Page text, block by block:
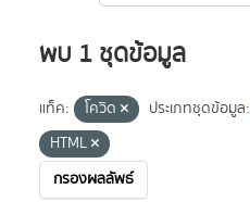
พบ 1 ชุดข้อมูล
แท็ค: โควิด ประเภทชุดข้อมูล:
HTML
กรองผลลัพธ์